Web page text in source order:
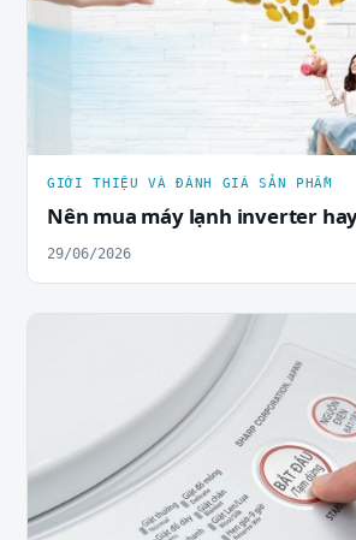
GIỚI THIỆU VÀ ĐÁNH GIÁ SẢN PHẨM
Nên mua máy lạnh inverter
29/06/2026